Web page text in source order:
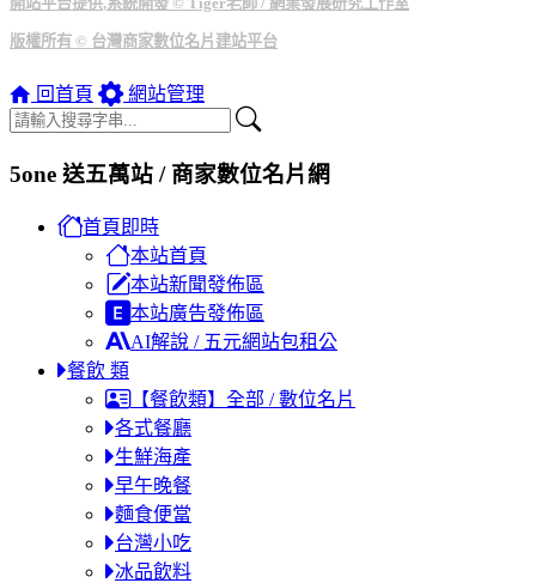
版權所有 © 台灣商家數位名片建站平台
回首頁 網站管理
5one 送五萬站 / 商家數位名片網
首頁即時
本站首頁
本站新聞發佈區
本站廣告發佈區
AI解說 / 五元網站包租公
餐飲 類
【餐飲類】全部 / 數位名片
各式餐廳
生鮮海產
早午晚餐
麵食便當
台灣小吃
冰品飲料